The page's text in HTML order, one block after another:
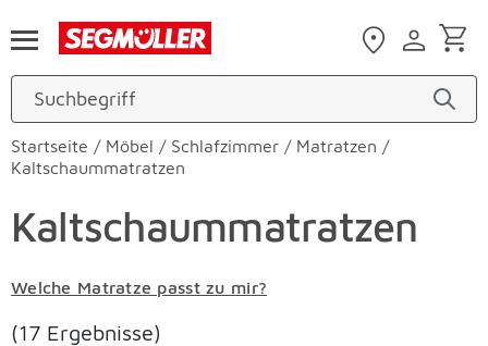
Startseite / Möbel / Schlafzimmer / Matratzen /
Kaltschaummatratzen
Kaltschaummatratzen
(17 Ergebnisse)
Welche Matratze passt zu mir?